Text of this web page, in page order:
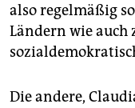
also regelmäßig
Ländern wie auch
Die andere,